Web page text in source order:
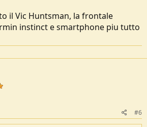
il Vic Huntsman, la frontale
instinct e smartphone piu tutto
#6